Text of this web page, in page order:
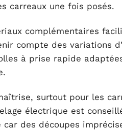
carreaux une fois posés.
complémentaires
compte des variations
à prise rapide
surtout pour les
électrique est
des découpes